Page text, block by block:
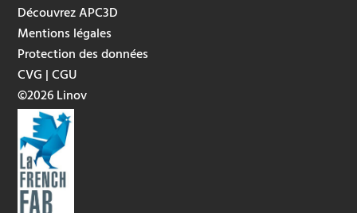
Découvrez APC3D
Mentions légales
Protection des données
CVG |CGU
©2026 Linov